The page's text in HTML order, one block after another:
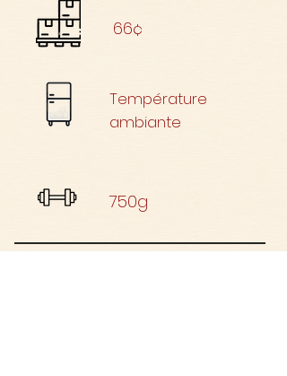
66¢
Température
ambiante
750g